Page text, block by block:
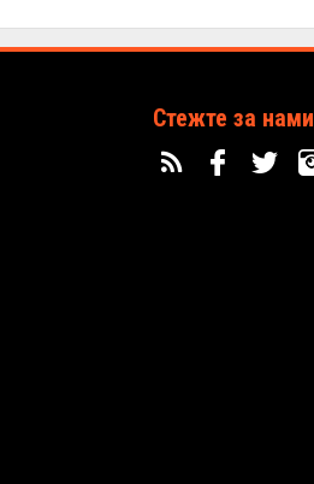
Стежте за нами